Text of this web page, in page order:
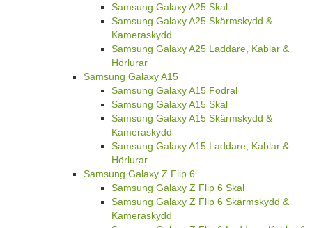
Samsung Galaxy A25 Skal
Samsung Galaxy A25 Skärmskydd &
Kameraskydd
Samsung Galaxy A25 Laddare, Kablar &
Hörlurar
Samsung Galaxy A15
Samsung Galaxy A15 Fodral
Samsung Galaxy A15 Skal
Samsung Galaxy A15 Skärmskydd &
Kameraskydd
Samsung Galaxy A15 Laddare, Kablar &
Hörlurar
Samsung Galaxy Z Flip 6
Samsung Galaxy Z Flip 6 Skal
Samsung Galaxy Z Flip 6 Skärmskydd &
Kameraskydd